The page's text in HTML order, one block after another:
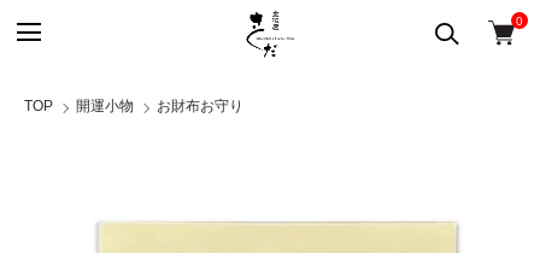
0
TOP 開運小物 お財布お守り